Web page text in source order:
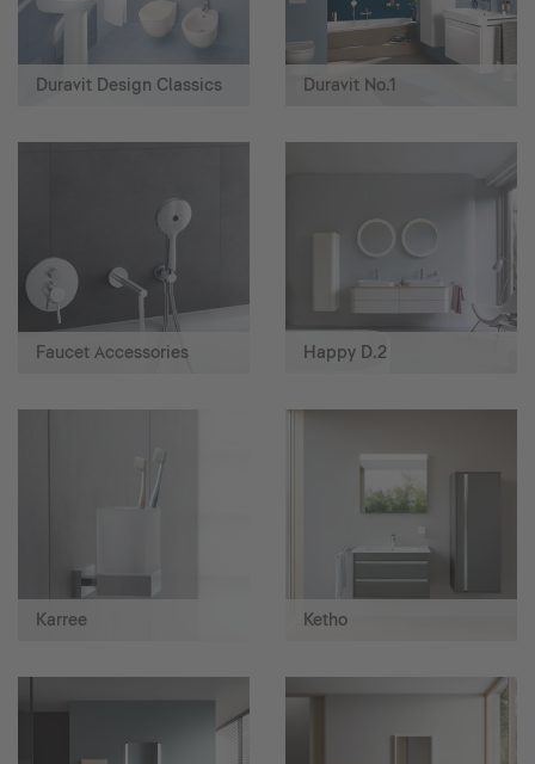
Duravit Design Classics Duravit No.1
Faucet Accessories Happy D.2
Karree Ketho